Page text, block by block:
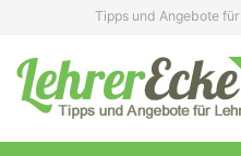
content
Tipps und Angebote